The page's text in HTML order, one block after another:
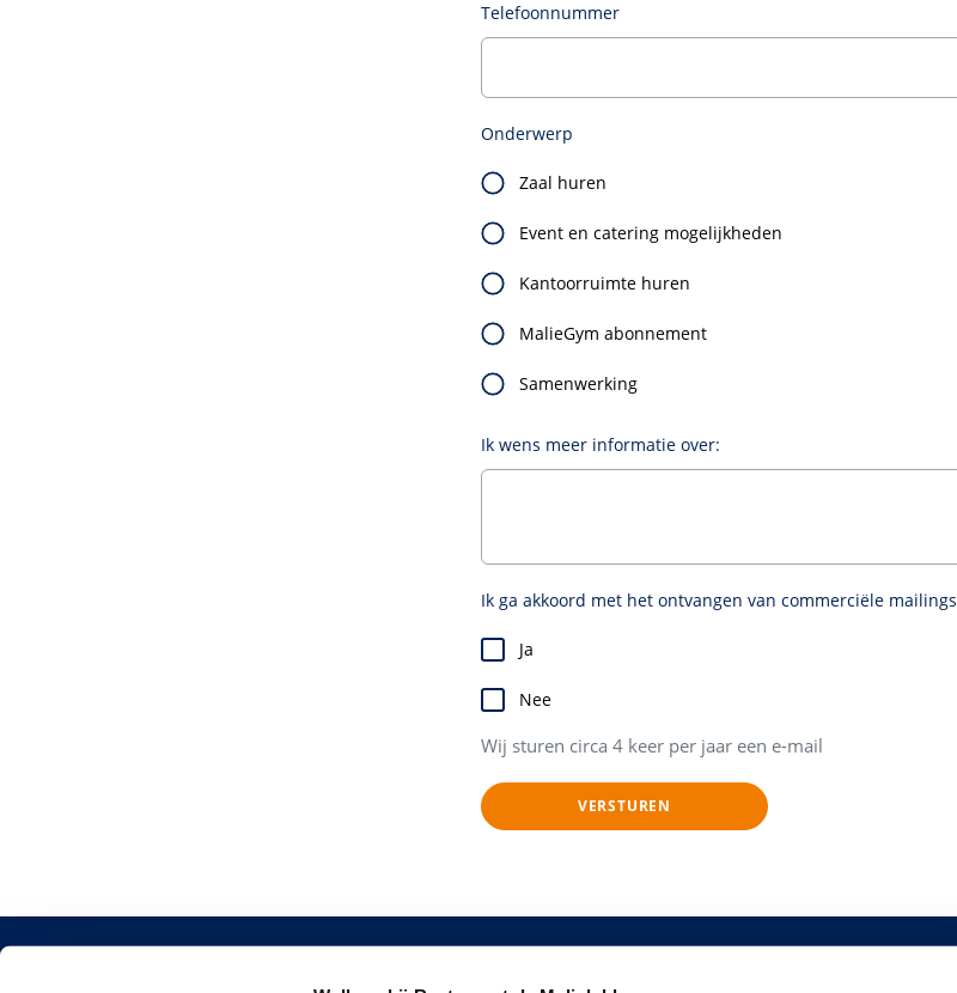
Telefoonnummer
Onderwerp
Zaal huren
Event en catering mogelijkheden
Kantoorruimte huren
MalieGym abonnement
Samenwerking
Ik wens meer informatie over:
Ik ga akkoord met het ontvangen van commerciële mailings
Ja
Nee
Wij sturen circa 4 keer per jaar een e-mail
VERSTUREN